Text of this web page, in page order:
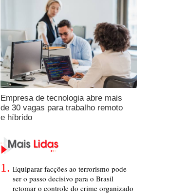
Empresa de tecnologia abre mais
de 30 vagas para trabalho remoto
e híbrido
Equiparar facções ao terrorismo pode
ser o passo decisivo para o Brasil
retomar o controle do crime organizado